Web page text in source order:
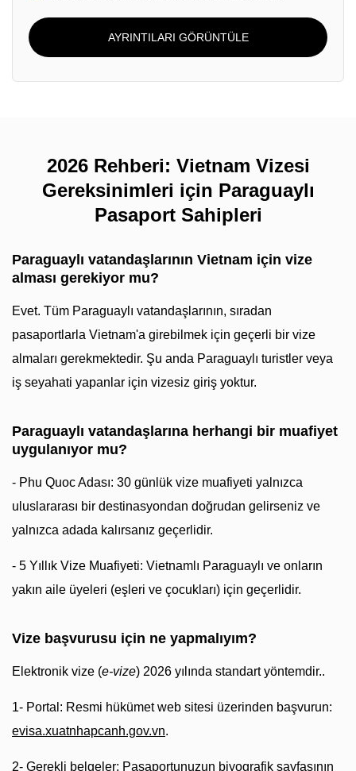
AYRINTILARI GÖRÜNTÜLE
2026 Rehberi: Vietnam Vizesi
Gereksinimleri için Paraguaylı
Pasaport Sahipleri
Paraguaylı vatandaşlarının Vietnam için vize
alması gerekiyor mu?
Evet. Tüm Paraguaylı vatandaşlarının, sıradan
pasaportlarla Vietnam'a girebilmek için geçerli bir vize
almaları gerekmektedir. Şu anda Paraguaylı turistler veya
iş seyahati yapanlar için vizesiz giriş yoktur.
Paraguaylı vatandaşlarına herhangi bir muafiyet
uygulanıyor mu?
- Phu Quoc Adası: 30 günlük vize muafiyeti yalnızca
uluslararası bir destinasyondan doğrudan gelirseniz ve
yalnızca adada kalırsanız geçerlidir.
- 5 Yıllık Vize Muafiyeti: Vietnamlı Paraguaylı ve onların
yakın aile üyeleri (eşleri ve çocukları) için geçerlidir.
Vize başvurusu için ne yapmalıyım?
Elektronik vize (e-vize) 2026 yılında standart yöntemdir..
1- Portal: Resmi hükümet web sitesi üzerinden başvurun:
evisa.xuatnhapcanh.gov.vn.
2- Gerekli belgeler: Pasaportunuzun biyografik sayfasının